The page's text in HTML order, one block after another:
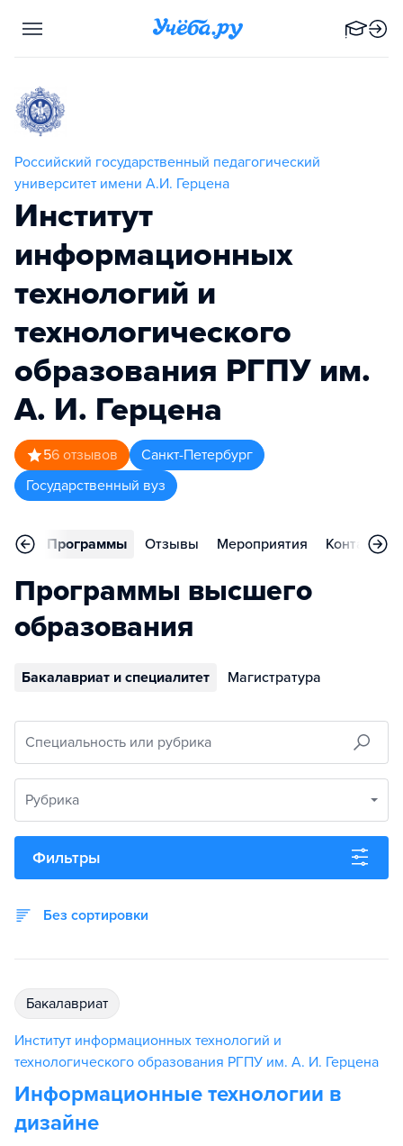
Российский государственный педагогический
университет имени А.И. Герцена
Институт
информационных
технологий и
технологического
образования РГПУ им.
А. И. Герцена
56 отзывов
Санкт-Петербург
Государственный вуз
Программы Отзывы Мероприятия Контакты
Программы высшего
образования
Бакалавриат и специалитет Магистратура
Специальность или рубрика
Рубрика
Фильтры
Без сортировки
бакалавриат
Институт информационных технологий и
технологического образования РГПУ им. А. И. Герцена
Информационные технологии в
дизайне